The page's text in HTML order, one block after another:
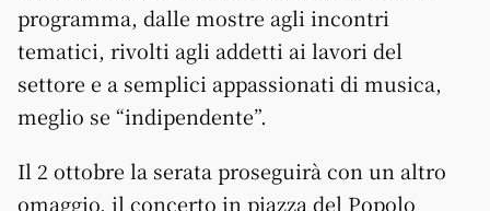
programma, dalle mostre agli incontri
tematici, rivolti agli addetti ai lavori del
settore e a semplici appassionati di musica,
meglio se “indipendente”.
Il 2 ottobre la serata proseguirà con un altro
omaggio, il concerto in piazza del Popolo